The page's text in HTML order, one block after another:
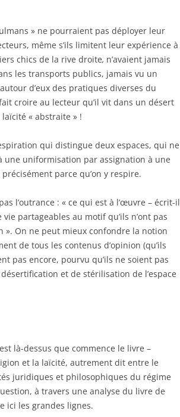
» ne pourraient pas déployer leur
même s’ils limitent leur expérience à
chics de la rive droite, n’avaient jamais
les transports publics, jamais vu un
d’eux des pratiques diverses du
croire au lecteur qu’il vit dans un désert
« abstraite » !
qui distingue deux espaces, qui ne
uniformisation par assignation à une
précisément parce qu’on y respire.
l’outrance : « ce qui est à l’œuvre – écrit-il
partageables au motif qu’ils n’ont pas
». On ne peut mieux confondre la notion
de tous les contenus d’opinion (qu’ils
pas encore, pourvu qu’ils ne soient pas
et de stérilisation de l’espace
là-dessus que commence le livre –
et la laïcité, autrement dit entre le
juridiques et philosophiques du régime
à travers une analyse du livre de
ici les grandes lignes.